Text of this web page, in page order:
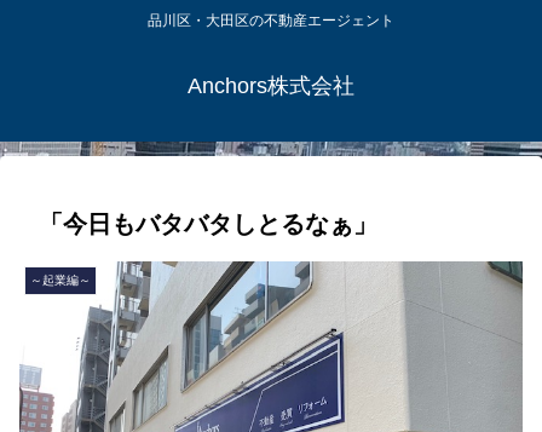
品川区・大田区の不動産エージェント
Anchors株式会社
「今日もバタバタしとるなぁ」
～起業編～